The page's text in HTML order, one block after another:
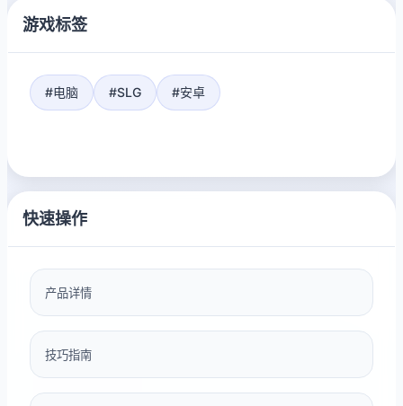
游戏标签
#电脑 #SLG #安卓
快速操作
产品详情
技巧指南